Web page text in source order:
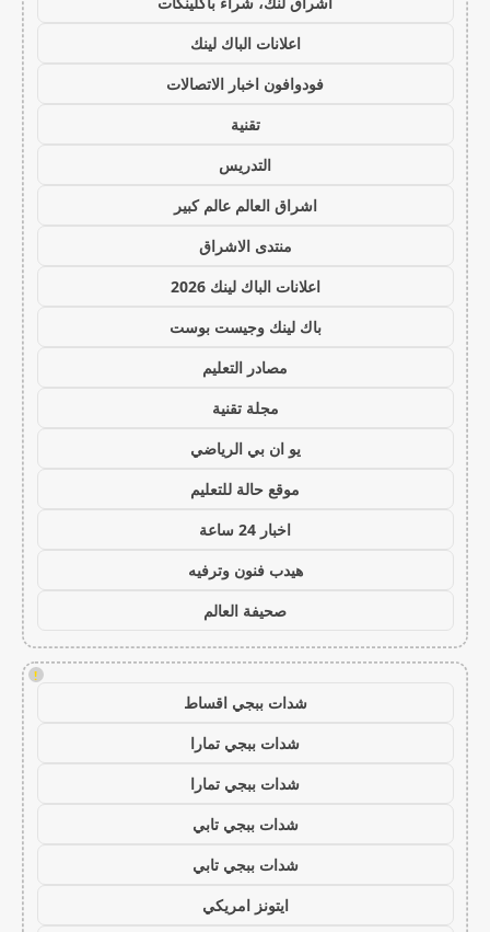
اعلانات الباك لينك
فودوافون اخبار الاتصالات
تقنية
التدريس
اشراق العالم عالم كبير
منتدى الاشراق
اعلانات الباك لينك 2026
باك لينك وجيست بوست
مصادر التعليم
مجلة تقنية
يو ان بي الرياضي
موقع حالة للتعليم
اخبار 24 ساعة
هيدب فنون وترفيه
صحيفة العالم
!
شدات ببجي اقساط
شدات ببجي تمارا
شدات ببجي تمارا
شدات ببجي تابي
شدات ببجي تابي
ايتونز امريكي